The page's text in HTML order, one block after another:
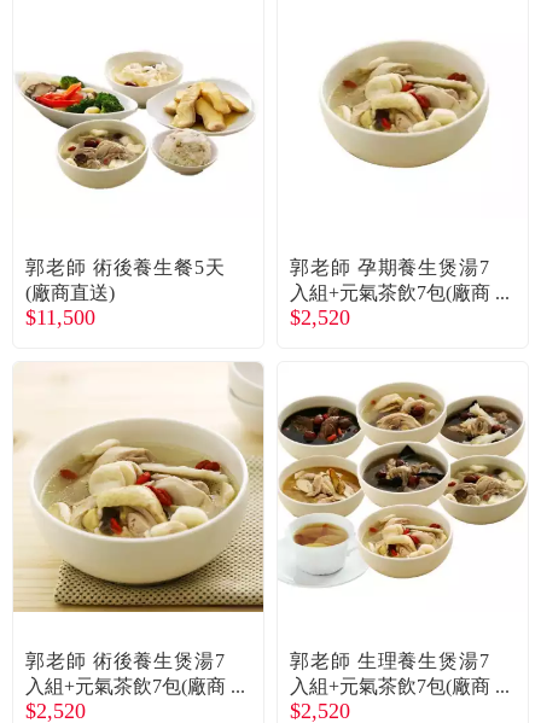
郭老師 術後養生餐5天
(廠商直送)
$11,500
郭老師 孕期養生煲湯7
入組+元氣茶飲7包(廠商
直送)
$2,520
郭老師 術後養生煲湯7
入組+元氣茶飲7包(廠商
直送)
$2,520
郭老師 生理養生煲湯7
入組+元氣茶飲7包(廠商
直送)
$2,520